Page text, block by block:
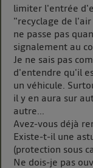
limiter l'entrée
"recyclage de
ne passe pas
signalement au
Je ne sais pas
d'entendre qu'il
un véhicule.
il y en aura sur
autre...
Avez-vous déjà
Existe-t-il une
(protection sous
Ne dois-je pas
uniquement
Vous pouvez à
surle portail
« gérer